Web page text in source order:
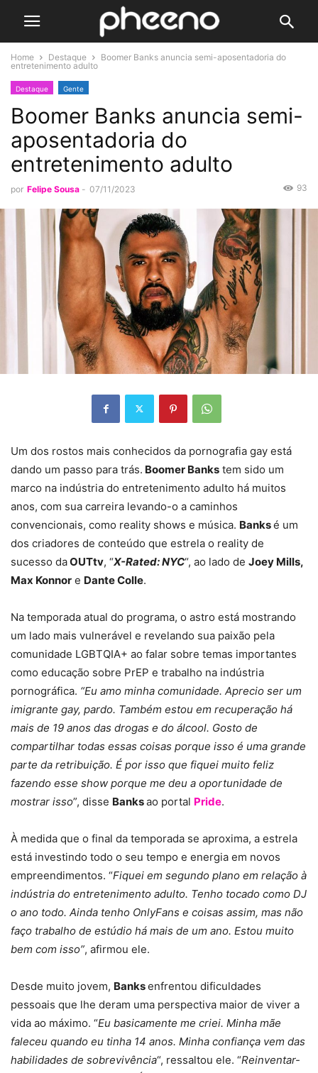
Home Destaque
Boomer Banks anuncia semi-aposentadoria do
entretenimento adulto
Destaque Gente
Boomer Banks anuncia semi-
aposentadoria do
entretenimento adulto
por Felipe Sousa - 07/11/2023 93
Um dos rostos mais conhecidos da pornografia gay está
dando um passo para trás. Boomer Banks tem sido um
marco na indústria do entretenimento adulto há muitos
anos, com sua carreira levando-o a caminhos
convencionais, como reality shows e música. Banksé um
dos criadores de conteúdo que estrela o reality de
sucesso daOUTtv, “X-Rated: NYC“, ao lado de Joey Mills,
Max Konnor e Dante Colle.
Na temporada atual do programa, o astro está mostrando
um lado mais vulnerável e revelando sua paixão pela
comunidade LGBTQIA+ ao falar sobre temas importantes
como educação sobre PrEP e trabalho na indústria
pornográfica. “Eu amo minha comunidade. Aprecio ser um
imigrante gay, pardo. Também estou em recuperação há
mais de 19 anos das drogas e do álcool. Gosto de
compartilhar todas essas coisas porque isso é uma grande
parte da retribuição. É por isso que fiquei muito feliz
fazendo esse show porque me deu a oportunidade de
mostrar isso”, disse Banksao portal Pride.
À medida que o final da temporada se aproxima, a estrela
está investindo todo o seu tempo e energia em novos
empreendimentos. “Fiquei em segundo plano em relação à
indústria do entretenimento adulto. Tenho tocado como DJ
o ano todo. Ainda tenho OnlyFans e coisas assim, mas não
faço trabalho de estúdio há mais de um ano. Estou muito
bem com isso”, afirmou ele.
Desde muito jovem, Banksenfrentou dificuldades
pessoais que lhe deram uma perspectiva maior de viver a
vida ao máximo. “Eu basicamente me criei. Minha mãe
faleceu quando eu tinha 14 anos. Minha confiança vem das
habilidades de sobrevivência“, ressaltou ele. “Reinventar-